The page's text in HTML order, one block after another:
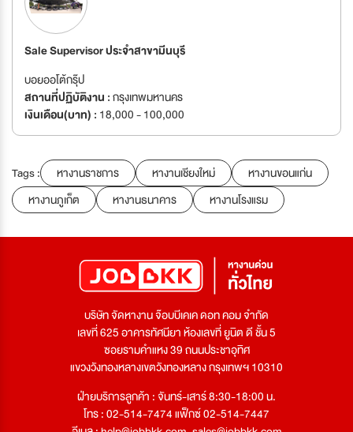
Sale Supervisor ประจำสาขามีนบุรี
บอยออโต้กรุ๊ป
สถานที่ปฏิบัติงาน :กรุงเทพมหานคร
เงินเดือน(บาท) : 18,000 - 100,000
Tags : หางานราชการ หางานเชียงใหม่
หางานขอนแก่น
หางานภูเก็ต
หางานธนาคาร หางานโรงแรม
บริษัท จัดหางาน จ๊อบบีเคเค ดอท คอม จำกัด
เลขที่ 625 อาคารทัศนียา ห้องเลขที่ ยูนิต ดี ชั้น 5
ซอยรามคำแหง 39 ถนนประชาอุทิศ
แขวงวังทองหลางเขตวังทองหลาง กรุงเทพฯ 10310
ฝ่ายบริการลูกค้า : จันทร์-เสาร์ 8:30-18:00 น.
โทร : 02-514-7474 แฟ็กซ์ 02-514-7447